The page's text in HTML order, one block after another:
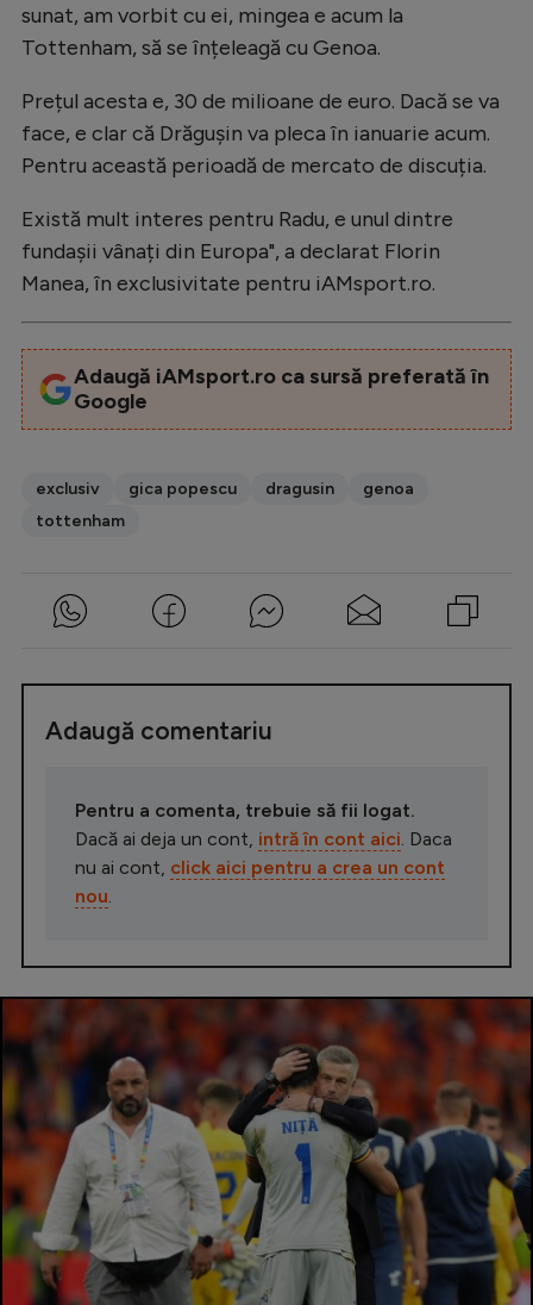
sunat, am vorbit cu ei, mingea e acum la
Tottenham, să se înțeleagă cu Genoa.
Prețul acesta e, 30 de milioane de euro. Dacă se va
face, e clar că Drăgușin va pleca în ianuarie acum.
Pentru această perioadă de mercato de discuția.
Există mult interes pentru Radu, e unul dintre
fundașii vânați din Europa", a declarat Florin
Manea, în exclusivitate pentru iAMsport.ro.
Adaugă iAMsport.ro ca sursă preferată în
Google
exclusiv gica popescu dragusin
genoa
tottenham
Adaugă comentariu
Pentru a comenta, trebuie să fii logat.
Dacă ai deja un cont, intră în cont aici . Daca
nu ai cont, click aici pentru a crea un cont
nou